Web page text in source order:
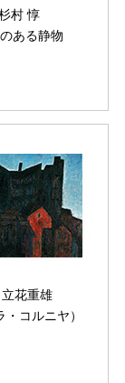
村 惇
ある静物
花重雄
・コルニヤ）